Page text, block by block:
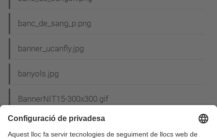
banc_de_sang_p.png
banner_ucanfly.jpg
banyols.jpg
BannerNIT15-300x300.gif
banyols3-2.png